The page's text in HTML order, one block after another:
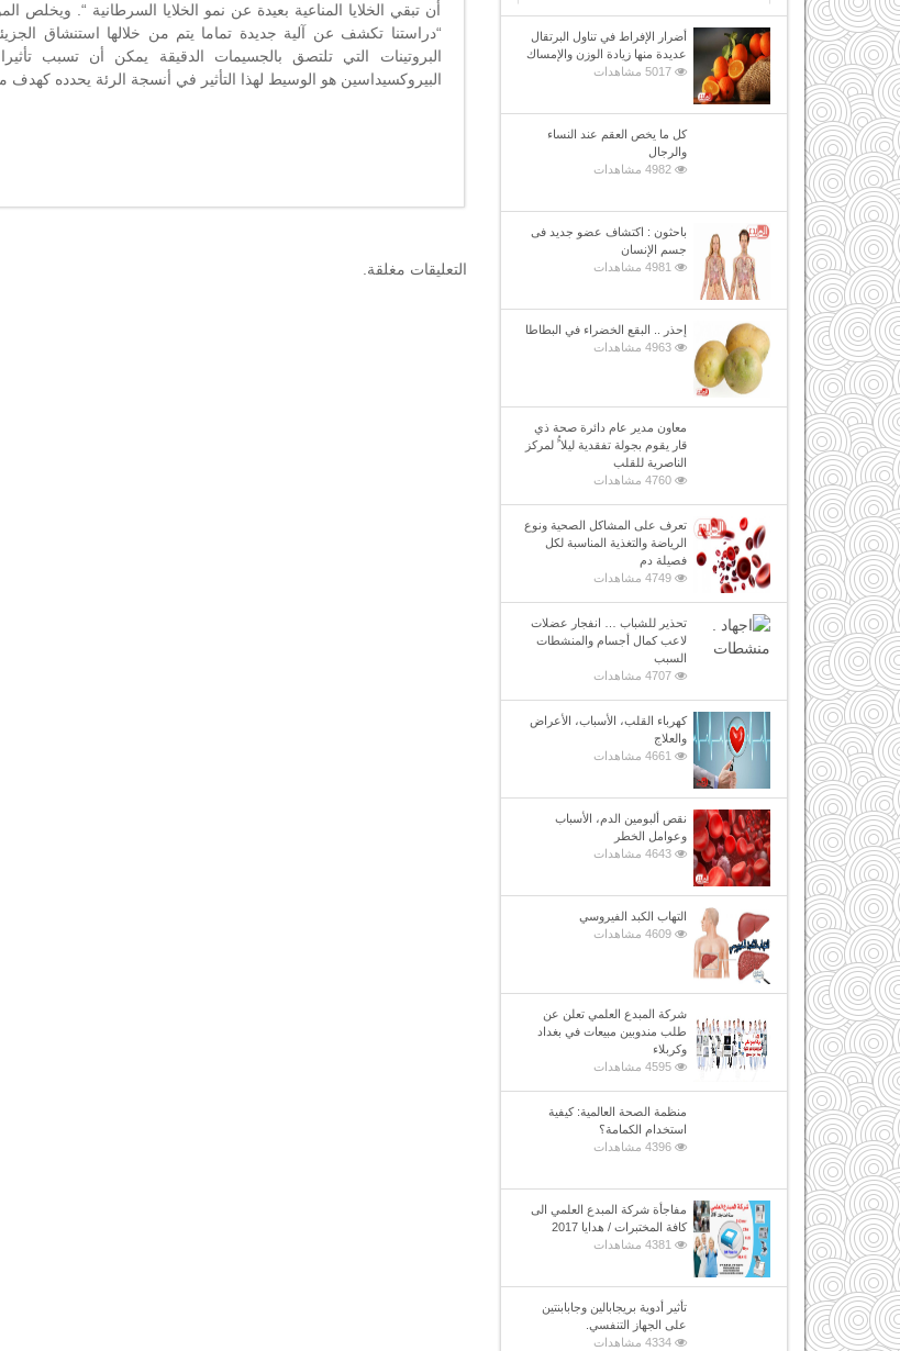
أن تبقي الخلايا المناعية بعيدة عن نمو الخلايا السرطانية “. ويخلص
“دراستنا تكشف عن آلية جديدة تماما يتم من خلالها استنشاق
البروتينات التي تلتصق بالجسيمات الدقيقة يمكن أن تسبب
البيروكسيداسين هو الوسيط لهذا التأثير في أنسجة الرئة يحدده
التعليقات مغلقة.
أضرار الإفراط في تناول البرتقال
عديدة منها زيادة الوزن والإمساك
5017 مشاهدات
كل ما يخص العقم عند النساء
والرجال
4982 مشاهدات
باحثون : اكتشاف عضو جديد فى
جسم الإنسان
4981 مشاهدات
إحذر .. البقع الخضراء في البطاطا
4963 مشاهدات
معاون مدير عام دائرة صحة ذي
قار يقوم بجولة تفقدية ليلا ًُ لمركز
الناصرية للقلب
4760 مشاهدات
تعرف على المشاكل الصحية ونوع
الرياضة والتغذية المناسبة لكل
فصيلة دم
4749 مشاهدات
تحذير للشباب … انفجار عضلات
لاعب كمال أجسام والمنشطات
السبب
4707 مشاهدات
كهرباء القلب، الأسباب، الأعراض
والعلاج
4661 مشاهدات
نقص ألبومين الدم، الأسباب
وعوامل الخطر
4643 مشاهدات
التهاب الكبد الفيروسي
4609 مشاهدات
شركة المبدع العلمي تعلن عن
طلب مندوبين مبيعات في بغداد
وكربلاء
4595 مشاهدات
منظمة الصحة العالمية: كيفية
استخدام الكمامة؟
4396 مشاهدات
مفاجأة شركة المبدع العلمي الى
كافة المختبرات / هدايا 2017
4381 مشاهدات
تأثير أدوية بريجابالين وجابابنتين
على الجهاز التنفسي.
4334 مشاهدات